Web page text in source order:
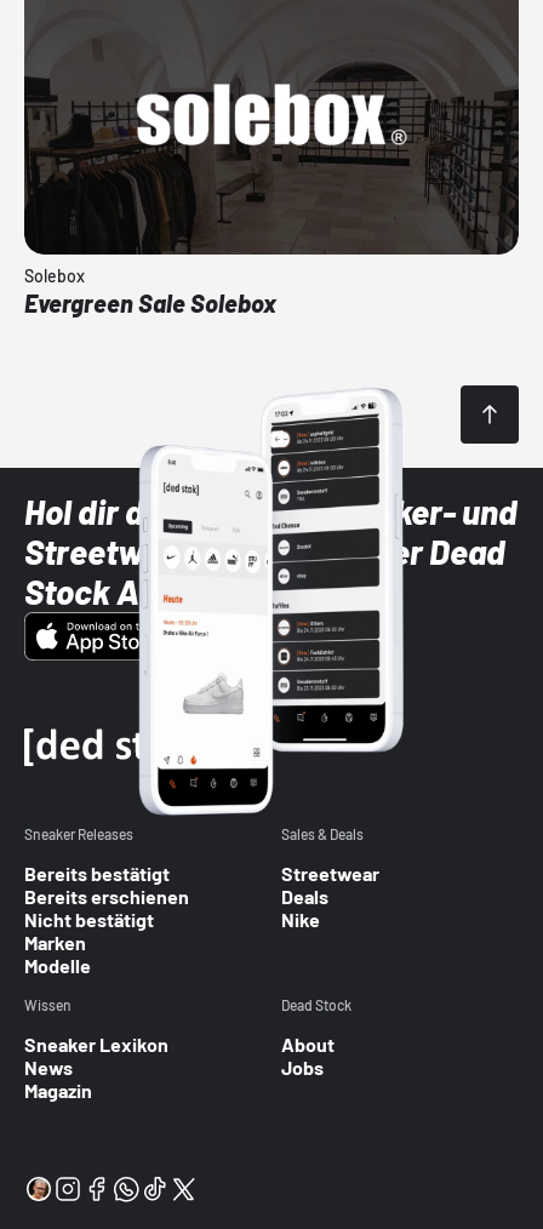
Solebox
Evergreen Sale Solebox
Hol dir die neuesten Sneaker- und
Streetwear-Brands mit der Dead
Stock App
Sneaker Releases
Bereits bestätigt
Bereits erschienen
Nicht bestätigt
Marken
Modelle
Sales & Deals
Streetwear
Deals
Nike
Wissen
Sneaker Lexikon
News
Magazin
Dead Stock
About
Jobs